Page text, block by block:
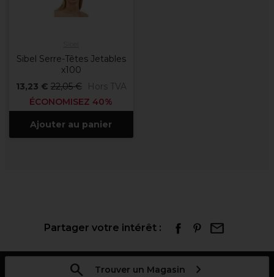
Sibel Serre-Têtes Jetables
x100
13,23 € 22,05 €
Hors TVA
ÉCONOMISEZ 40%
Ajouter au panier
Partager votre intérêt :
Trouver un Magasin